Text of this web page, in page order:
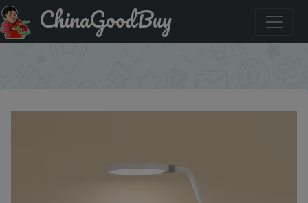
Купити по знижці `HOMEXS2` MI Xiaomi COOWOO U1
LED.
ChinaGoodBuy